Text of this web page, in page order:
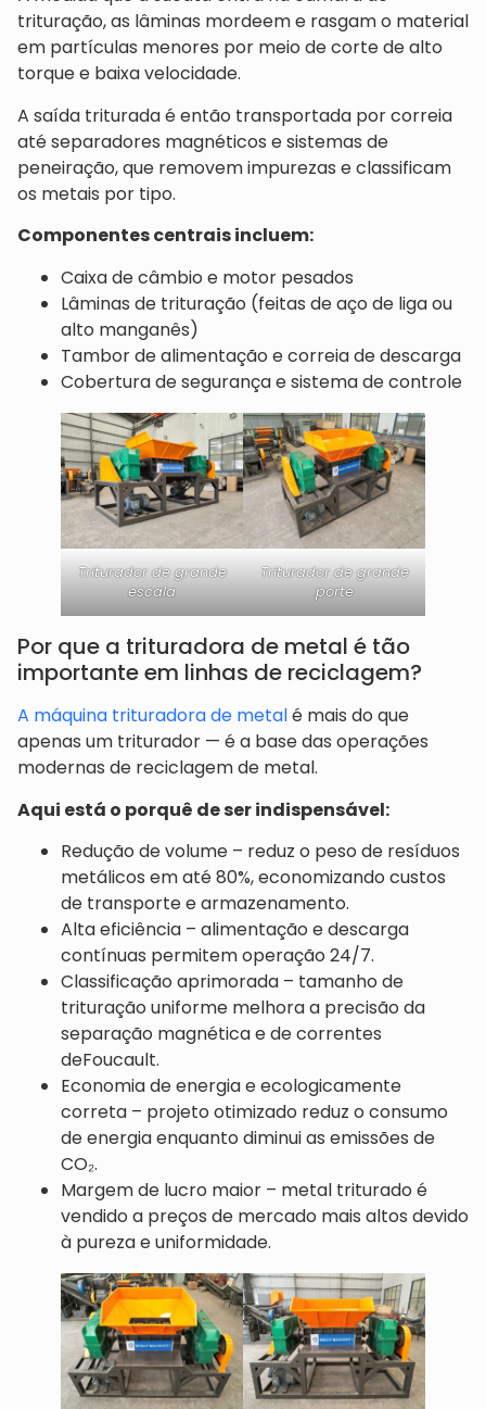
trituração, as lâminas mordeem e rasgam o material
em partículas menores por meio de corte de alto
torque e baixa velocidade.
A saída triturada é então transportada por correia
até separadores magnéticos e sistemas de
peneiração, que removem impurezas e classificam
os metais por tipo.
Componentes centrais incluem:
Caixa de câmbio e motor pesados
Lâminas de trituração (feitas de aço de liga ou
alto manganês)
Tambor de alimentação e correia de descarga
Cobertura de segurança e sistema de controle
Triturador de grande
escala
Triturador de grande
porte
Por que a trituradora de metal é tão
importante em linhas de reciclagem?
A máquina trituradora de metalé mais do que
apenas um triturador — é a base das operações
modernas de reciclagem de metal.
Aqui está o porquê de ser indispensável:
Redução de volume – reduz o peso de resíduos
metálicos em até 80%, economizando custos
de transporte e armazenamento.
Alta eficiência – alimentação e descarga
contínuas permitem operação 24/7.
Classificação aprimorada – tamanho de
trituração uniforme melhora a precisão da
separação magnética e de correntes
deFoucault.
Economia de energia e ecologicamente
correta – projeto otimizado reduz o consumo
de energia enquanto diminui as emissões de
CO₂.
Margem de lucro maior – metal triturado é
vendido a preços de mercado mais altos devido
à pureza e uniformidade.